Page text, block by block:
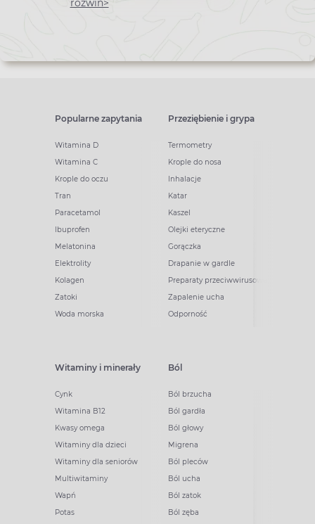
newslettera
rozwiń>
Popularne zapytania
Witamina D
Witamina C
Krople do oczu
Tran
Paracetamol
Ibuprofen
Melatonina
Elektrolity
Kolagen
Zatoki
Woda morska
Przeziębienie i grypa
Termometry
Krople do nosa
Inhalacje
Katar
Kaszel
Olejki eteryczne
Gorączka
Drapanie w gardle
Preparaty przeciwwirusowe
Zapalenie ucha
Odporność
Witaminy i minerały
Cynk
Witamina B12
Kwasy omega
Witaminy dla dzieci
Witaminy dla seniorów
Multiwitaminy
Wapń
Potas
Ból
Ból brzucha
Ból gardła
Ból głowy
Migrena
Ból pleców
Ból ucha
Ból zatok
Ból zęba